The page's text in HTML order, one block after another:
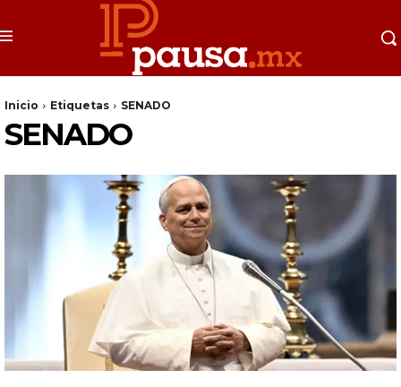
Inicio Etiquetas SENADO
SENADO